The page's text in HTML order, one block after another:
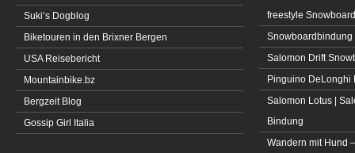
Suki’s Dogblog
Biketouren in den Brixner Bergen
USA Reisebericht
Mountainbike.bz
Bergzeit Blog
Gossip Girl Italia
freestyle Snowboard
Snowboardbindung
Salomon Drift
Pinguino DeLonghi
Salomon Lotus |
Bindung
Wandern mit Hund